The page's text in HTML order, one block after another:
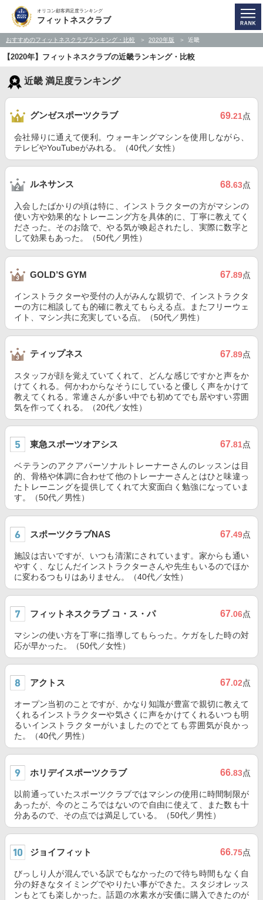
オリコン顧客満足度ランキング
フィットネスクラブ
おすすめのフィットネスクラブランキング・比較 2020年版 近畿
【2020年】フィットネスクラブの近畿ランキング・比較
近畿 満足度ランキング
グンゼスポーツクラブ 69.21点
会社帰りに通えて便利。ウォーキングマシンを使用しながら、
テレビやYouTubeがみれる。（40代／女性）
ルネサンス 68.63点
入会したばかりの頃は特に、インストラクターの方がマシンの
使い方や効果的なトレーニング方を具体的に、丁寧に教えてく
ださった。そのお陰で、やる気が喚起されたし、実際に数字と
して効果もあった。（50代／男性）
GOLD’S GYM 67.89点
インストラクターや受付の人がみんな親切で、インストラクタ
ーの方に相談しても的確に教えてもらえる点。またフリーウェ
イト、マシン共に充実している点。（50代／男性）
ティップネス 67.89点
スタッフが顔を覚えていてくれて、どんな感じですかと声をか
けてくれる。何かわからなそうにしていると優しく声をかけて
教えてくれる。常連さんが多い中でも初めてでも居やすい雰囲
気を作ってくれる。（20代／女性）
東急スポーツオアシス 67.81点
ベテランのアクアパーソナルトレーナーさんのレッスンは目
的、骨格や体調に合わせて他のトレーナーさんとはひと味違っ
たトレーニングを提供してくれて大変面白く勉強になっていま
す。（50代／男性）
スポーツクラブNAS 67.49点
施設は古いですが、いつも清潔にされています。家からも通い
やすく、なじんだインストラクターさんや先生もいるのでほか
に変わるつもりはありません。（40代／女性）
フィットネスクラブ コ・ス・パ 67.06点
マシンの使い方を丁寧に指導してもらった。ケガをした時の対
応が早かった。（50代／女性）
アクトス 67.02点
オープン当初のことですが、かなり知識が豊富で親切に教えて
くれるインストラクターや気さくに声をかけてくれるいつも明
るいインストラクターがいましたのでとても雰囲気が良かっ
た。（40代／男性）
ホリデイスポーツクラブ 66.83点
以前通っていたスポーツクラブではマシンの使用に時間制限が
あったが、今のところではないので自由に使えて、また数も十
分あるので、その点では満足している。（50代／男性）
ジョイフィット 66.75点
びっしり人が混んでいる訳でもなかったので待ち時間もなく自
分の好きなタイミングでやりたい事ができた。スタジオレッス
ンもとても楽しかった。話題の水素水が安価に購入できたのが